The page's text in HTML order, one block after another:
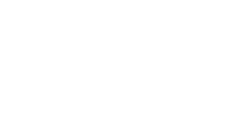
Controlado un incendio de
junto a la autovía y al Callejón de
Juanfran Funes, sobre las
Fernando Calero: “Estamos